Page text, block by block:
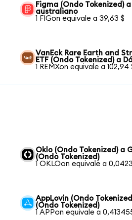
Figma (Ondo Tokenized)
australiano
1 FIGon equivale a 39,63 $
VanEck Rare Earth and
ETF (Ondo Tokenized) a
1 REMXon equivale a 102,94
Oklo (Ondo Tokenized) a
(Ondo Tokenized)
1 OKLOon equivale a
AppLovin (Ondo
(Ondo Tokenized)
1 APPon equivale a